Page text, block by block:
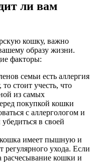
ли вам
кошку, важно
образу жизни.
факторы:
семьи есть аллергия
стоит учесть, что
из самых
покупкой кошки
с аллергологом и
в своей
имеет пышную и
регулярного ухода. Если
расчесывание кошки и